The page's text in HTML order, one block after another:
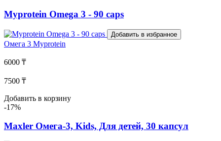
Myprotein Omega 3 - 90 caps
Добавить в избранное
Омега 3 Myprotein
6000 ₸
7500 ₸
Добавить в корзину
-17%
Maxler Омега-3, Kids, Для детей, 30 капсул